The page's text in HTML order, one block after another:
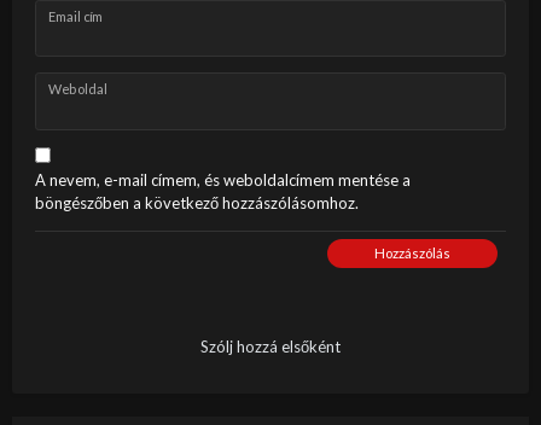
Email cím
Weboldal
A nevem, e-mail címem, és weboldalcímem mentése a
böngészőben a következő hozzászólásomhoz.
Hozzászólás
Szólj hozzá elsőként